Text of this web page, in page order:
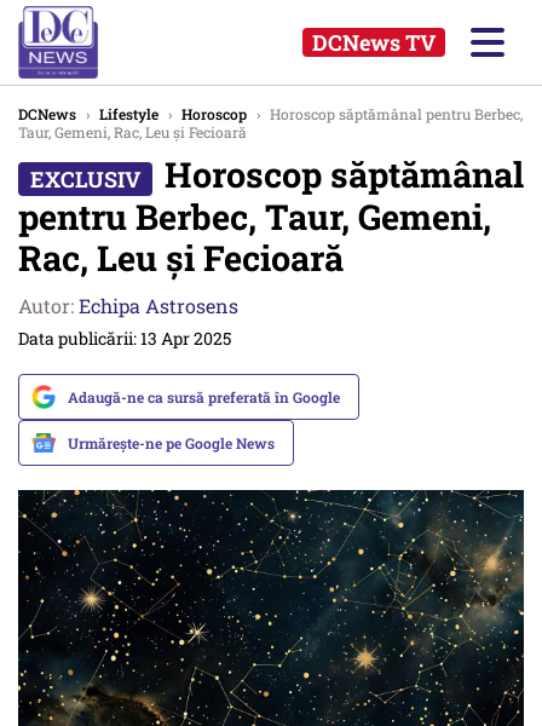
DCNews TV
DCNews › Lifestyle › Horoscop › Horoscop săptămânal pentru Berbec,
Taur, Gemeni, Rac, Leu și Fecioară
Horoscop săptămânal
pentru Berbec, Taur, Gemeni,
Rac, Leu și Fecioară
Autor:Echipa Astrosens
Data publicării: 13 Apr 2025
Adaugă-ne ca sursă preferată în Google
Urmărește-ne pe Google News